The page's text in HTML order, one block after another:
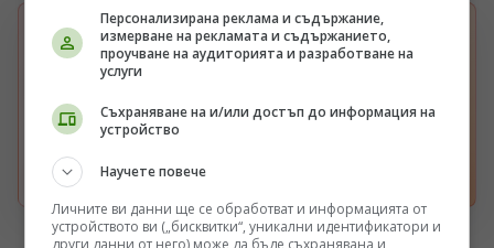
БЪРЗА НАСТРОЙКА В GOOGLE
Изберете Pogled.info като предпочитан
източник
Получавайте повече наши новини във вашия
Google поток.
Персонализирана реклама и съдържание,
измерване на рекламата и съдържанието,
проучване на аудиторията и разработване на
услуги
Съхраняване на и/или достъп до информация на
устройство
Научете повече
Личните ви данни ще се обработват и информацията от
устройството ви („бисквитки“, уникални идентификатори и
други данни от него) може да бъде съхранявана и